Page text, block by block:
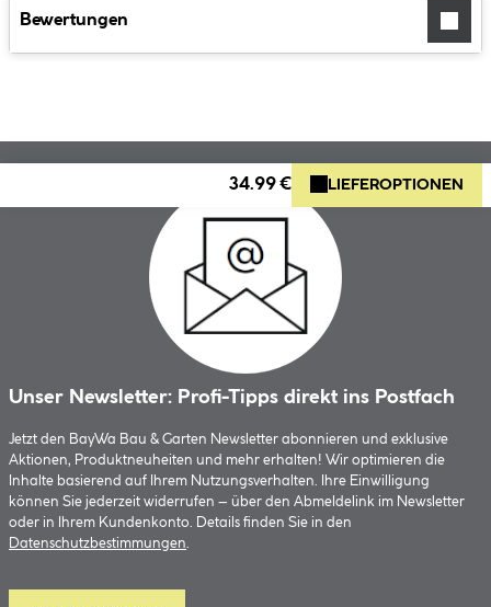
Bewertungen
34.99 € LIEFEROPTIONEN
Unser Newsletter: Profi-Tipps direkt ins Postfach
Jetzt den BayWa Bau & Garten Newsletter abonnieren und exklusive
Aktionen, Produktneuheiten und mehr erhalten! Wir optimieren die
Inhalte basierend auf Ihrem Nutzungsverhalten. Ihre Einwilligung
können Sie jederzeit widerrufen – über den Abmeldelink im Newsletter
oder in Ihrem Kundenkonto. Details finden Sie in den
Datenschutzbestimmungen.